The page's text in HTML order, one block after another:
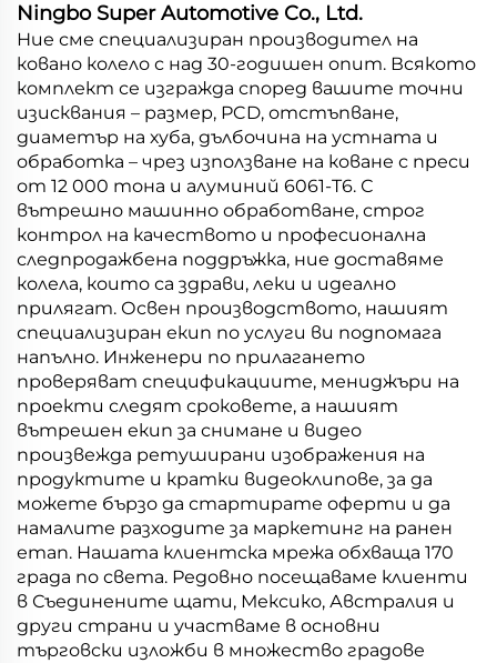
Ningbo Super Automotive Co., Ltd.
Ние сме специализиран производител на
ковано колело с над 30-годишен опит. Всякото
комплект се изгражда според вашите точни
изисквания – размер, PCD, отстъпване,
диаметър на хуба, дълбочина на устната и
обработка – чрез използване на коване с преси
от 12 000 тона и алуминий 6061-T6. С
вътрешно машинно обработване, строг
контрол на качеството и професионална
следпродажбена поддръжка, ние доставяме
колела, които са здрави, леки и идеално
прилягат. Освен производството, нашият
специализиран екип по услуги ви подпомага
напълно. Инженери по прилагането
проверяват спецификациите, мениджъри на
проекти следят сроковете, а нашият
вътрешен екип за снимане и видео
произвежда ретуширани изображения на
продуктите и кратки видеоклипове, за да
можете бързо да стартирате оферти и да
намалите разходите за маркетинг на ранен
етап. Нашата клиентска мрежа обхваща 170
града по света. Редовно посещаваме клиенти
в Съединените щати, Мексико, Австралия и
други страни и участваме в основни
търговски изложби в множество градове